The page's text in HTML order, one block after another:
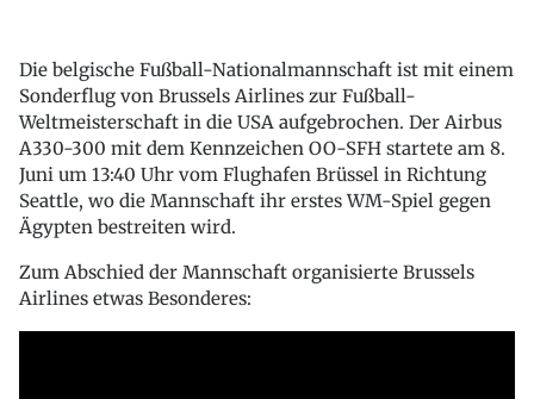
Die belgische Fußball-Nationalmannschaft ist mit einem
Sonderflug von Brussels Airlines zur Fußball-
Weltmeisterschaft in die USA aufgebrochen. Der Airbus
A330-300 mit dem Kennzeichen OO-SFH startete am 8.
Juni um 13:40 Uhr vom Flughafen Brüssel in Richtung
Seattle, wo die Mannschaft ihr erstes WM-Spiel gegen
Ägypten bestreiten wird.
Zum Abschied der Mannschaft organisierte Brussels
Airlines etwas Besonderes: